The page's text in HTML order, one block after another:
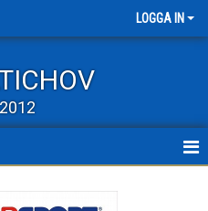
LOGGA IN